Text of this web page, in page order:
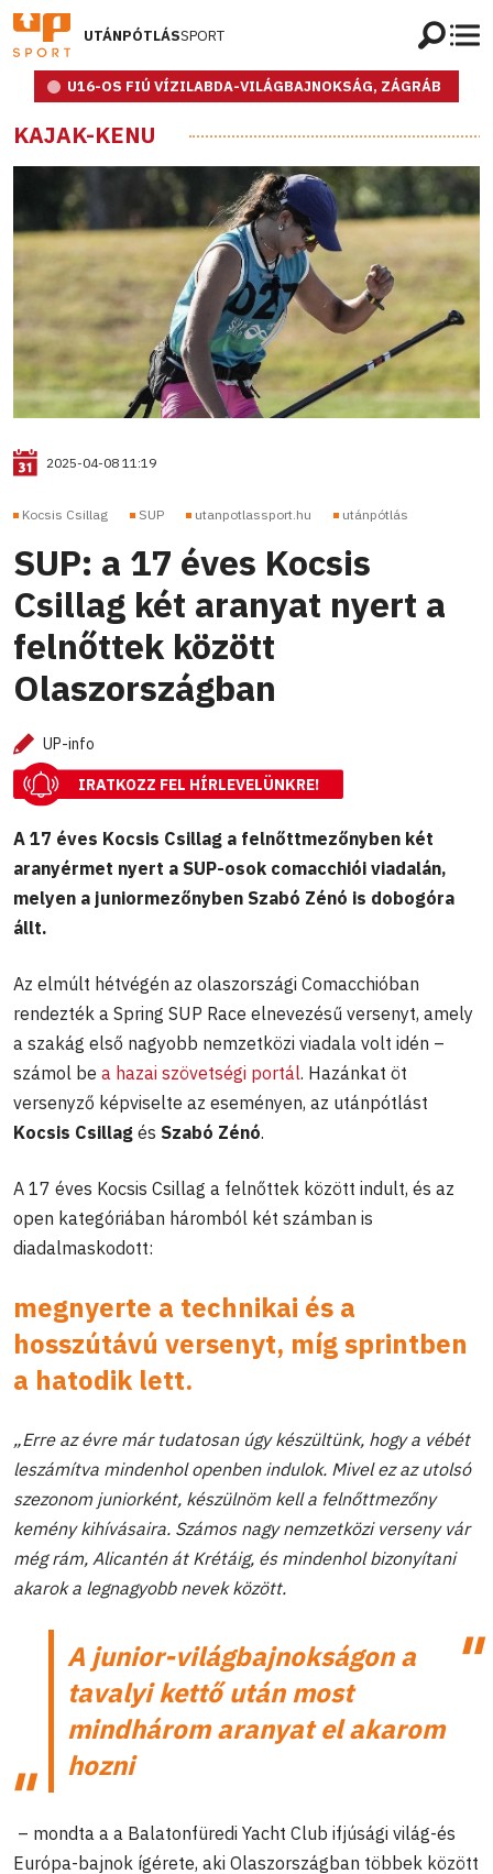
UTÁNPÓTLÁSSPORT
U16-OS FIÚ VÍZILABDA-VILÁGBAJNOKSÁG, ZÁGRÁB
KAJAK-KENU
2025-04-08 11:19
Kocsis Csillag SUP utanpotlassport.hu utánpótlás
SUP: a 17 éves Kocsis
Csillag két aranyat nyert a
felnőttek között
Olaszországban
UP-info
IRATKOZZ FEL HÍRLEVELÜNKRE!
A 17 éves Kocsis Csillag a felnőttmezőnyben két
aranyérmet nyert a SUP-osok comacchiói viadalán,
melyen a juniormezőnyben Szabó Zénó is dobogóra
állt.
Az elmúlt hétvégén az olaszországi Comacchióban
rendezték a Spring SUP Race elnevezésű versenyt, amely
a szakág első nagyobb nemzetközi viadala volt idén –
számol be a hazai szövetségi portál. Hazánkat öt
versenyző képviselte az eseményen, az utánpótlást
Kocsis Csillag és Szabó Zénó.
A 17 éves Kocsis Csillag a felnőttek között indult, és az
open kategóriában háromból két számban is
diadalmaskodott:
megnyerte a technikai és a
hosszútávú versenyt, míg sprintben
a hatodik lett.
„Erre az évre már tudatosan úgy készültünk, hogy a vébét
leszámítva mindenhol openben indulok. Mivel ez az utolsó
szezonom juniorként, készülnöm kell a felnőttmezőny
kemény kihívásaira. Számos nagy nemzetközi verseny vár
még rám, Alicantén át Krétáig, és mindenhol bizonyítani
akarok a legnagyobb nevek között.
A junior-világbajnokságon a
tavalyi kettő után most
mindhárom aranyat el akarom
hozni
– mondta a a Balatonfüredi Yacht Club ifjúsági világ-és
Európa-bajnok ígérete, aki Olaszországban többek között